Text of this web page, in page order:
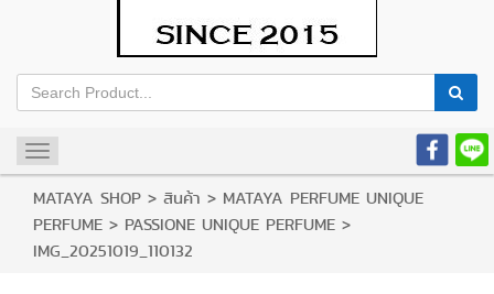
Toggle
navigation
MATAYA SHOP > สินค้า > MATAYA PERFUME UNIQUE
PERFUME > PASSIONE UNIQUE PERFUME >
IMG_20251019_110132